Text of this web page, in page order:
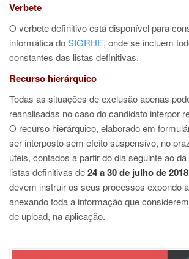
Verbete
O verbete definitivo está disponível para
informática doSIGRHE, onde se incluem
constantes das listas definitivas.
Recurso hierárquico
Todas as situações de exclusão apenas
reanalisadas no caso do candidato interpor
O recurso hierárquico, elaborado em
ser interposto sem efeito suspensivo, no
úteis, contados a partir do dia seguinte ao
listas definitivas de24 a 30 de julho de 2018
devem instruir os seus processos expondo
anexando toda a informação que
de upload, na aplicação.